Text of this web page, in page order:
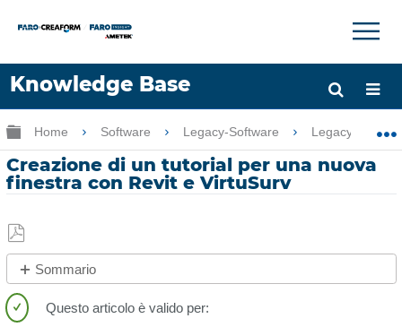
Knowledge Base
Lingua
Chiedere aiuto Accesso
×
Ingrandisci/riduci gerarchia globale
Home Software Legacy-Software Legacy-
Creazione di un tutorial per una nuova
finestra con Revit e VirtuSurv
Salva
come
PDF
Sommario
No
intestazioni